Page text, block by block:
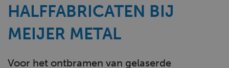
HALFFABRICATEN BIJ
MEIJER METAL
Voor het ontbramen van gelaserde